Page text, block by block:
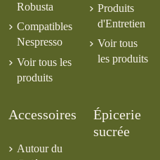
Robusta
Compatibles
Nespresso
Voir tous les
produits
Produits
d'Entretien
Voir tous
les produits
Accessoires
Autour du
Épicerie
sucrée